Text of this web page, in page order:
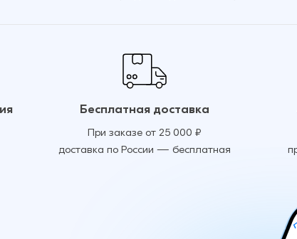
Бесплатная доставка
При заказе от 25 000 ₽
доставка по России — бесплатная